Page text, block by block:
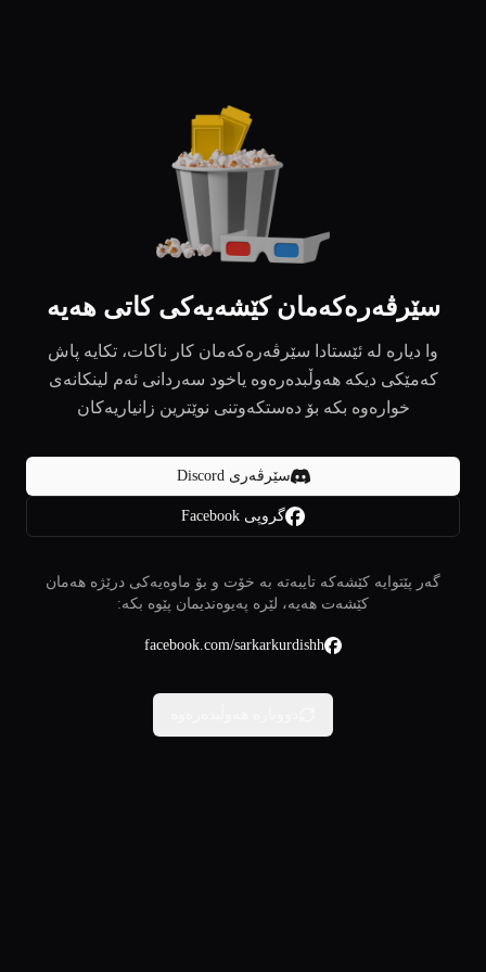
سێرڤەرەکەمان کێشەیەکی کاتی هەیە
وا دیارە لە ئێستادا سێرڤەرەکەمان کار ناکات، تکایە پاش
کەمێکی دیکە هەوڵبدەرەوە یاخود سەردانی ئەم لینکانەی
خوارەوە بکە بۆ دەستکەوتنی نوێترین زانیاریەکان
سێرڤەری Discord
گروپی Facebook
گەر پێتوایە کێشەکە تایبەتە بە خۆت و بۆ ماوەیەکی درێژە هەمان
کێشەت هەیە، لێرە پەیوەندیمان پێوە بکە:
facebook.com/sarkarkurdishh